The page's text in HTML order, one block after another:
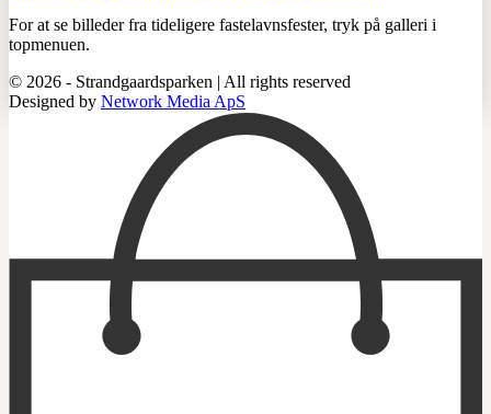
For at se billeder fra tideligere fastelavnsfester, tryk på galleri i
topmenuen.
© 2026 - Strandgaardsparken | All rights reserved
Designed by Network Media ApS